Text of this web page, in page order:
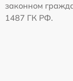
законном
1487 ГК РФ.